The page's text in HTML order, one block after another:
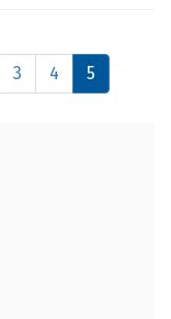
Page
3 Page
4
Page
courante
5